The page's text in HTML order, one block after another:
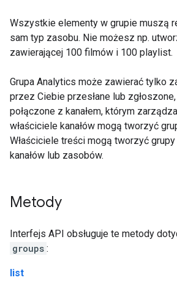
Wszystkie elementy w grupie muszą
sam typ zasobu. Nie możesz np.
zawierającej 100 filmów i 100 playlist.
Grupa Analytics może zawierać tylko
przez Ciebie przesłane lub
połączone z kanałem, którym
właściciele kanałów mogą tworzyć
Właściciele treści mogą tworzyć
kanałów lub zasobów.
Metody
Interfejs API obsługuje te metody
groups :
list